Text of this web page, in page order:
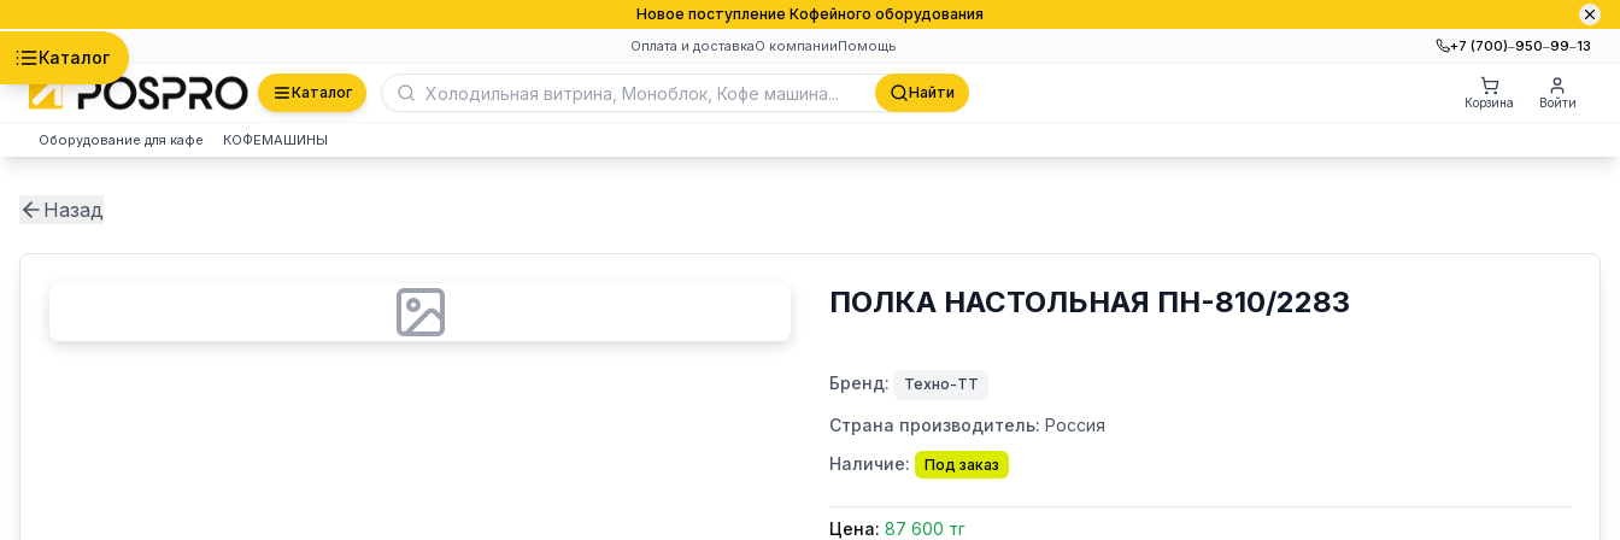
Новое поступление Кофейного оборудования
Оплата и доставкаО компанииПомощь +7 (700)‒950‒99‒13
Каталог
Каталог Найти
Корзина Войти
Оборудование для кафе КОФЕМАШИНЫ
Назад
ПОЛКА НАСТОЛЬНАЯ ПН-810/2283
Бренд: Техно-ТТ
Страна производитель: Россия
Наличие:
Под заказ
Цена: 87 600 тг